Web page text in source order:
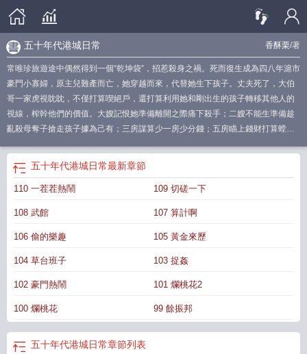
香酥栗/著
五十年代港城日常
常唯珍旅遊途中偶然得到一個“乾坤袋”，招惹殺身之禍。死而復生成為四八年滬市
豪門小寡婦，原主兒難產而亡，她穿越而來，代替她生下孩子。丈夫死了，大伯
哥一家虎視眈眈，不僅打算喫絕戶，還打算利用她和剛出生的孩子轉移其他人的
視線，榨幹他們的價值。大嫂記恨她準備離開之際痛下殺手；二嫂不能生準備趁
亂殺母奪子搶走孩子據為己有；三房謀算少一房少分錢；五房瞄上錢财打算螳螂
有。好賭的爹，愛男的媽，狠毒的哥哥，陰險的嫂嫂，自私的弟弟還有軟弱的
她。常唯珍：這操蛋的人生不需要解釋！剛生完孩子第一天，她就得頭腦風暴。
一個剛生完的虛弱產婦還帶一個早產虛弱的小拖油瓶，前有狼後有虎，半路無數
乾坤袋，竟然跟她一起穿越了。常唯珍捏着小袋子，看着虛弱的娃兒，一咬牙一
跺腳，跑！！！但是跑之前，該拿也要拿，不然孤兒寡母怎麼過日子？經歷重重
身邊是沒有隨時咬一口的豺狼虎豹。常唯珍認真經營起自己的小日子。就算是身
處逆境，也要熱愛生活，努力努力再努力。閱讀指南：1：女主爽文，女主永遠第
有家長裡短雞毛蒜皮的小事兒。
五十年代港城日常最新章節
110 一茬茬熱鬧 109 切磋一下
108 武館 107 算計啊
106 偷的樂趣 105 黃金來歷
104 草台班子 103 捉姦
102 豪門熱鬧 101 爛桃花2
100 爛桃花 99 餘振邦
五十年代港城日常章節列表